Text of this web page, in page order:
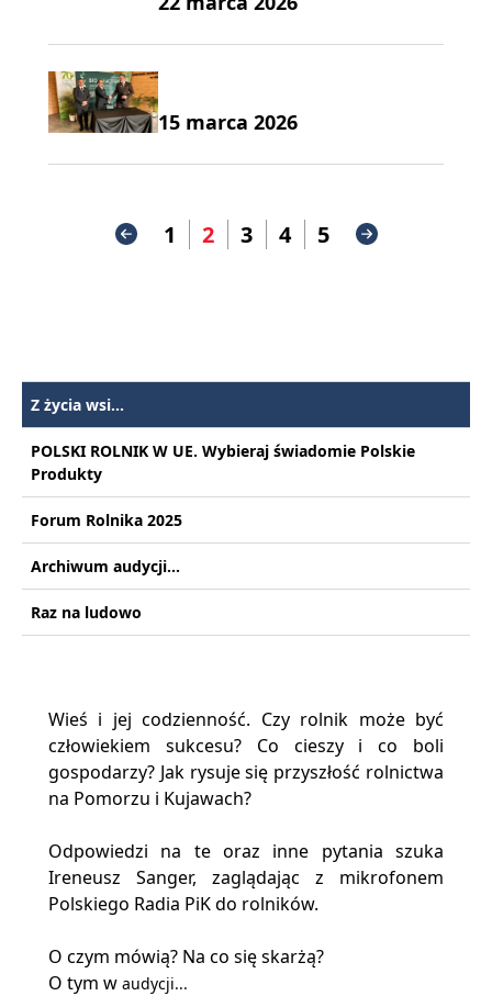
15 marca 2026
1 2 3 4 5
Z życia wsi...
POLSKI ROLNIK W UE. Wybieraj świadomie Polskie
Produkty
Forum Rolnika 2025
Archiwum audycji...
Raz na ludowo
Wieś i jej codzienność. Czy rolnik może być
człowiekiem sukcesu? Co cieszy i co boli
gospodarzy? Jak rysuje się przyszłość rolnictwa
na Pomorzu i Kujawach?
Odpowiedzi na te oraz inne pytania szuka
Ireneusz Sanger, zaglądając z mikrofonem
Polskiego Radia PiK do rolników.
O czym mówią? Na co się skarżą?
O tym w audycji...